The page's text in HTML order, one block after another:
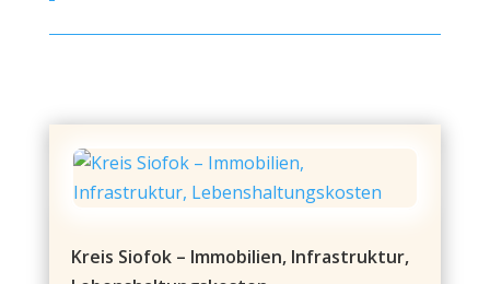
Kreis Siofok – Immobilien, Infrastruktur,